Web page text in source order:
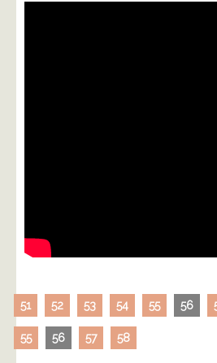
51 52 53 54 55 56
55 56 57 58